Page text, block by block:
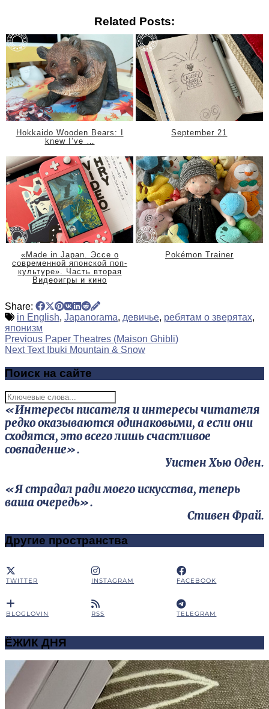
Related Posts:
Hokkaido Wooden Bears: I
knew I’ve …
September 21
«Made in Japan. Эссе о
современной японской поп-
культуре». Часть вторая
Видеоигры и кино
Pokémon Trainer
Share:
in English, Japanorama, девичье, ребятам о зверятах,
японизм
Previous Paper Theatres (Maison Ghibli)
Next Text Ibuki Mountain & Snow
Поиск на сайте
«Интересы писателя и интересы читателя
редко оказываются одинаковыми, а если они
сходятся, это всего лишь счастливое
совпадение».
Уистен Хью Оден.
«Я страдал ради моего искусства, теперь
ваша очередь».
Стивен Фрай.
Другие пространства
TWITTER INSTAGRAM FACEBOOK
BLOGLOVIN RSS TELEGRAM
ЁЖИК ДНЯ